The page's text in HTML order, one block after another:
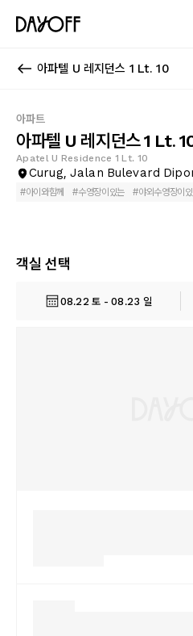
아파텔 U 레지던스 1 Lt. 10
아파트
아파텔 U 레지던스 1 Lt.
Apatel U Residence 1 Lt. 10
Curug, Jalan Bulevard
#아이와함께 #수영장이있는 #야외수영장이
객실 선택
08.22 토 - 08.23 일